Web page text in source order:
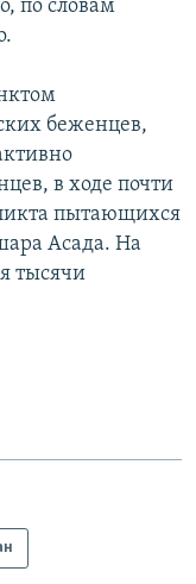
по словам
беженцев,
в ходе почти
пытающихся
Асада. На
тысячи